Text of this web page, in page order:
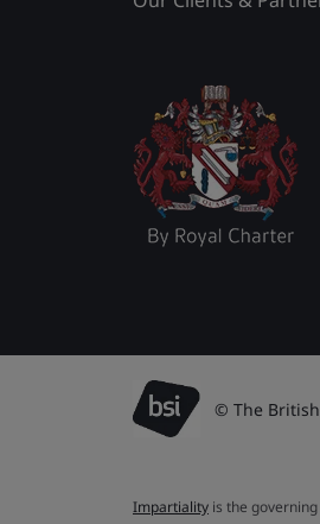
© The
Impartiality is the